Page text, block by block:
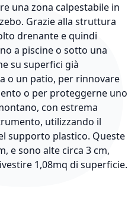
una zona calpestabile in
Grazie alla struttura
drenante e quindi
a piscine o sotto una
su superfici già
o un patio, per rinnovare
o per proteggerne uno
con estrema
utilizzando il
supporto plastico. Queste
e sono alte circa 3 cm,
1,08mq di superficie.